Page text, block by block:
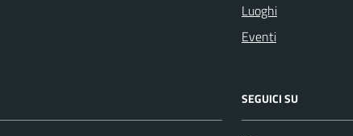
Luoghi
Eventi
SEGUICI SU